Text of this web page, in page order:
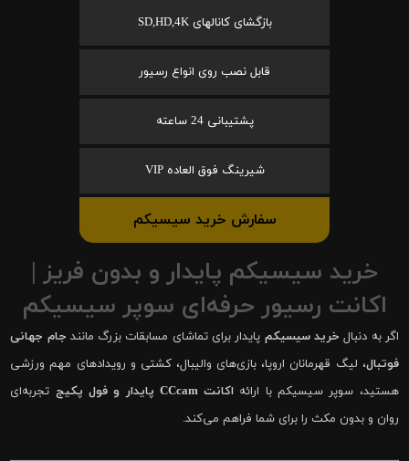
بازگشای کانالهای SD,HD,4K
قابل نصب روی انواع رسیور
پشتیبانی 24 ساعته
شیرینگ فوق العاده VIP
سفارش خرید سیسیکم
خرید سیسیکم پایدار و بدون فریز |
اکانت رسیور حرفه‌ای سوپر سیسیکم
اگر به دنبال خرید سیسیکم پایدار برای تماشای مسابقات بزرگ مانند جام جهانی
فوتبال، لیگ قهرمانان اروپا، بازی‌های والیبال، کشتی و رویدادهای مهم ورزشی
هستید، سوپر سیسیکم با ارائه اکانت CCcam پایدار و فول پکیج
تجربه‌ای
روان و بدون مکث را برای شما فراهم می‌کند.